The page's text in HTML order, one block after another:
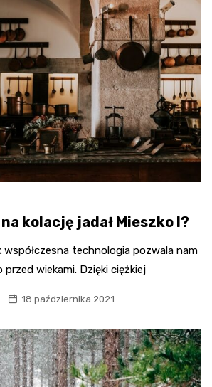
kolację jadał Mieszko I?
współczesna technologia pozwala nam
przed wiekami. Dzięki ciężkiej
18 października 2021